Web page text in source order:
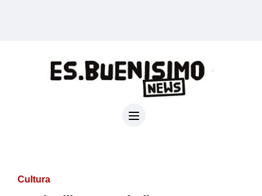
Cultura